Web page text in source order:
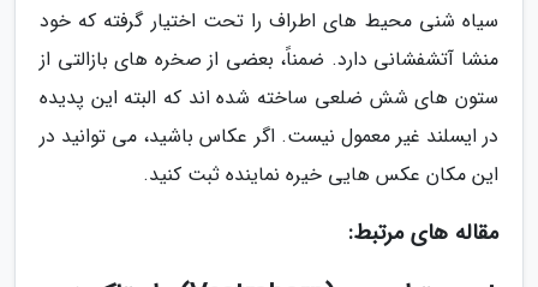
سیاه شنی محیط های اطراف را تحت اختیار گرفته که خود
منشا آتشفشانی دارد. ضمناً، بعضی از صخره های بازالتی از
ستون های شش ضلعی ساخته شده اند که البته این پدیده
در ایسلند غیر معمول نیست. اگر عکاس باشید، می توانید در
این مکان عکس هایی خیره نماینده ثبت کنید.
مقاله های مرتبط: